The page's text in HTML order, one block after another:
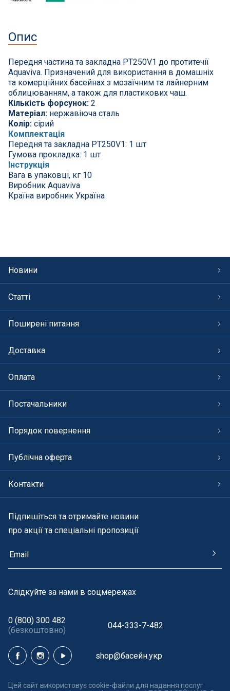
СПА басейни
Осушувачі повітря
Меблі для басейну
Гідроізоляція і будівельна хімія
Вогнища та каміни
Труби і фіттінги
Корисні дрібнички
Розпродаж
Опис
Передня частина та закладна PT250V1 до протитечії
Aquaviva. Призначений для використання в домашніх
та комерційних басейнах з мозаїчним та лайнерним
облицюванням, а також для пластикових чаш.
Кількість форсунок: 2
Матеріал: нержавіюча сталь
Колір: сірий
Комплектація
Передня та закладна PT250V1: 1 шт
Гумова прокладка: 1 шт
Інструкція
Вага в упаковці, кг 10
Виробник Aquaviva
Країна виробник Україна
Новини
Статті
Поширені питання
Доставка
Оплата
Постачальники
Порядок повернення
Публічна оферта
Контакти
Підпишіться та отримайте новини
про акції та спеціальні пропозиції
Cлідкуйте за нами в соцмережах
0 (800) 300 482
(безкоштовно)
044-333-7-482
shop@басейн.укр
Цей сайт використовує cookie-файли для надання послуг